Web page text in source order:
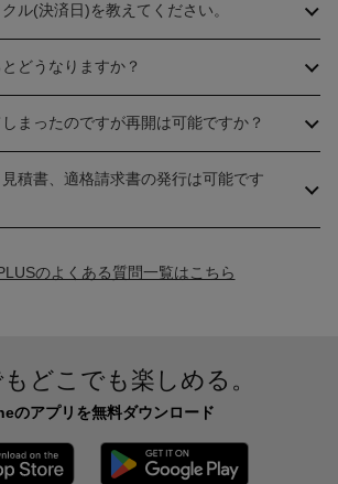
ル(決済日)を教えてください。
どうなりますか？
まったのですが再開は可能ですか？
積書、適格請求書の発行は可能です
のよくある質問一覧はこちら
どこでも楽しめる。
のアプリを無料ダウンロード